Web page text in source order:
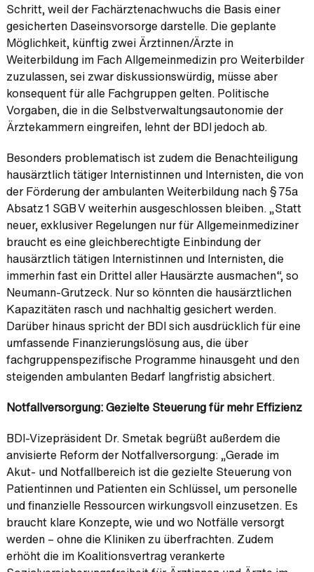
Schritt, weil der Fachärztenachwuchs die Basis einer
gesicherten Daseinsvorsorge darstelle. Die geplante
Möglichkeit, künftig zwei Ärztinnen/Ärzte in
Weiterbildung im Fach Allgemeinmedizin pro Weiterbilder
zuzulassen, sei zwar diskussionswürdig, müsse aber
konsequent für alle Fachgruppen gelten. Politische
Vorgaben, die in die Selbstverwaltungsautonomie der
Ärztekammern eingreifen, lehnt der BDI jedoch ab.
Besonders problematisch ist zudem die Benachteiligung
hausärztlich tätiger Internistinnen und Internisten, die von
der Förderung der ambulanten Weiterbildung nach § 75a
Absatz 1 SGB V weiterhin ausgeschlossen bleiben. „Statt
neuer, exklusiver Regelungen nur für Allgemeinmediziner
braucht es eine gleichberechtigte Einbindung der
hausärztlich tätigen Internistinnen und Internisten, die
immerhin fast ein Drittel aller Hausärzte ausmachen“, so
Neumann-Grutzeck. Nur so könnten die hausärztlichen
Kapazitäten rasch und nachhaltig gesichert werden.
Darüber hinaus spricht der BDI sich ausdrücklich für eine
umfassende Finanzierungslösung aus, die über
fachgruppenspezifische Programme hinausgeht und den
steigenden ambulanten Bedarf langfristig absichert.
Notfallversorgung: Gezielte Steuerung für mehr Effizienz
BDI-Vizepräsident Dr. Smetak begrüßt außerdem die
anvisierte Reform der Notfallversorgung: „Gerade im
Akut- und Notfallbereich ist die gezielte Steuerung von
Patientinnen und Patienten ein Schlüssel, um personelle
und finanzielle Ressourcen wirkungsvoll einzusetzen. Es
braucht klare Konzepte, wie und wo Notfälle versorgt
werden – ohne die Kliniken zu überfrachten. Zudem
erhöht die im Koalitionsvertrag verankerte